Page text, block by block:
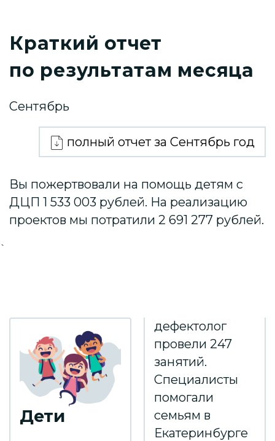
Краткий отчет
по результатам месяца
Сентябрь
полный отчет за Сентябрь год
Вы пожертвовали на помощь детям с
ДЦП 1 533 003 рублей. На реализацию
проектов мы потратили 2 691 277 рублей.
`
Дети
дефектолог
провели 247
занятий.
Специалисты
помогали
семьям в
Екатеринбурге